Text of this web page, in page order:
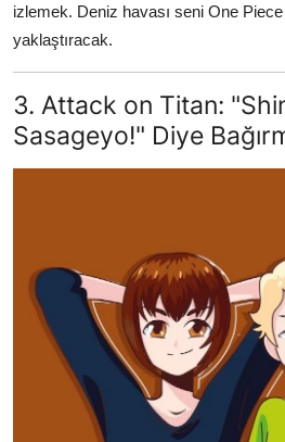
izlemek. Deniz havası seni One
yaklaştıracak.
3. Attack on Titan:
Sasageyo!" Diye